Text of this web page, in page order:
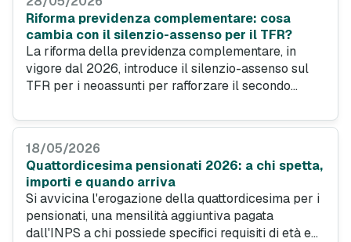
da vicino le migliori offerte per il mese di giugno
2026.
Riforma previdenza complementare: cosa
cambia con il silenzio-assenso per il TFR?
La riforma della previdenza complementare, in
vigore dal 2026, introduce il silenzio-assenso sul
TFR per i neoassunti per rafforzare il secondo
evidenzia l'importanza di strumenti finanziari anche
18/05/2026
Quattordicesima pensionati 2026: a chi spetta,
importi e quando arriva
Si avvicina l'erogazione della quattordicesima per i
pensionati, una mensilità aggiuntiva pagata
dall'INPS a chi possiede specifici requisiti di età e